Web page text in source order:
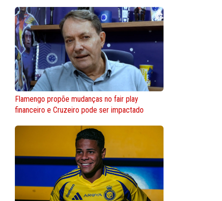
Flamengo propõe mudanças no fair play
financeiro e Cruzeiro pode ser impactado